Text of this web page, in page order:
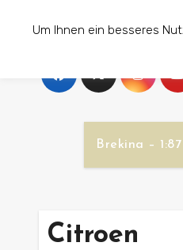
Inhalt
Brekina – 1:87
Citroen
Um Ihnen ein besseres